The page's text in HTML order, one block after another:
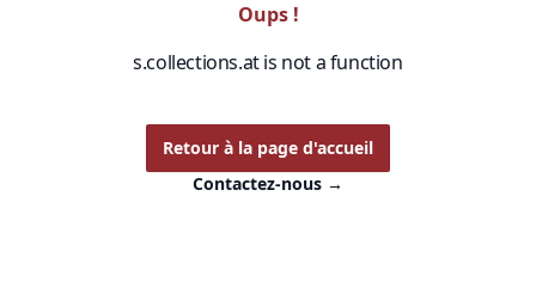
Oups !
s.collections.at is not a function
Retour à la page d'accueil
Contactez-nous →